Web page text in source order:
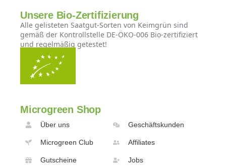
Unsere Bio-Zertifizierung
Alle gelisteten Saatgut-Sorten von Keimgrün sind
gemäß der Kontrollstelle DE-ÖKO-006 Bio-zertifiziert
und regelmäßig getestet!
Microgreen Shop
Über uns
Microgreen Club
Gutscheine
Geschäftskunden
Affiliates
Jobs